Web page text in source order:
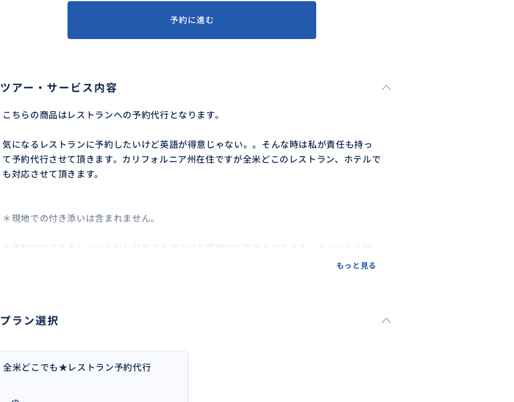
予約に進む
ツアー・サービス内容
こちらの商品はレストランへの予約代行となります。
気になるレストランに予約したいけど英語が得意じゃない。。そんな時は私が責任も持っ
て予約代行させて頂きます。カリフォルニア州在住ですが全米どこのレストラン、ホテルで
も対応させて頂きます。
＊現地での付き添いは含まれません。
もっと見る
プラン選択
全米どこでも★レストラン予約代行